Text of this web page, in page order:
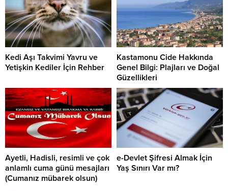
Kedi Aşı Takvimi Yavru ve
Yetişkin Kediler İçin Rehber
Kastamonu Cide Hakkında
Genel Bilgi: Plajları ve Doğal
Güzellikleri
Ayetli, Hadisli, resimli ve çok
anlamlı cuma günü mesajları
(Cumanız mübarek olsun)
e-Devlet Şifresi Almak İçin
Yaş Sınırı Var mı?